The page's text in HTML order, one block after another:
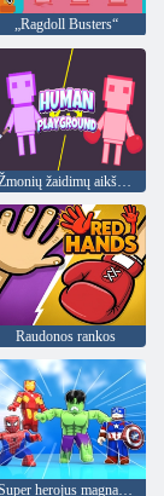
„Ragdoll Busters“
Žmonių žaidimų aikštelė
Raudonos rankos
Super herojus magnatas